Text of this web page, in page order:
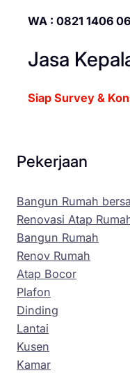
WA : 0821 1406
Jasa
Siap Survey &
Pekerjaan
Bangun Rumah
Renovasi Atap
Bangun Rumah
Renov Rumah
Atap Bocor
Plafon
Dinding
Lantai
Kusen
Kamar